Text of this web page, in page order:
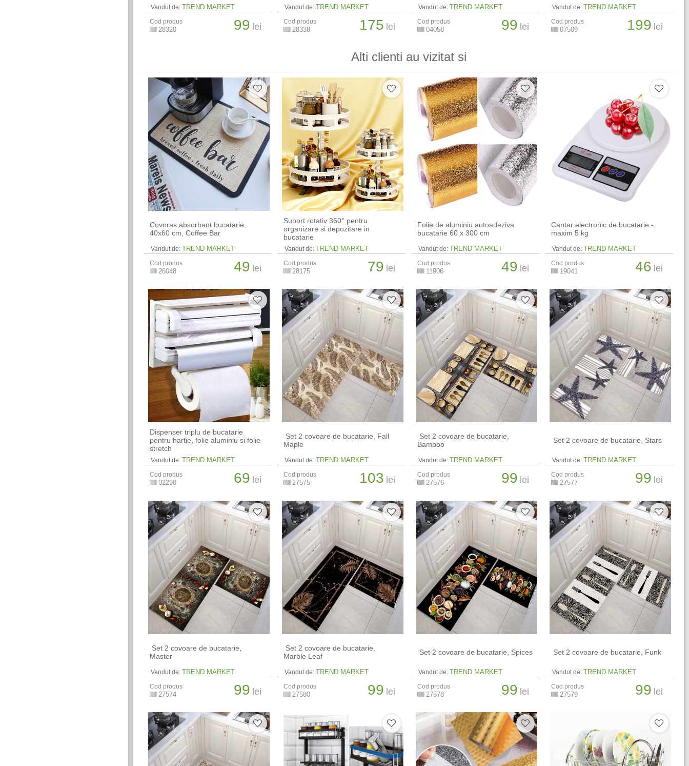
Vandut de: TREND MARKET
Cod produs
28320 99 lei
Vandut de: TREND MARKET
Cod produs
28338 175 lei
Vandut de: TREND MARKET
Cod produs
04058 99 lei
Vandut de: TREND MARKET
Cod produs
07509 199 lei
Alti clienti au vizitat si
Covoras absorbant bucatarie,
40x60 cm, Coffee Bar
Vandut de: TREND MARKET
Cod produs
26048 49 lei
Suport rotativ 360° pentru
organizare si depozitare in
bucatarie
Vandut de: TREND MARKET
Cod produs
28175 79 lei
Folie de aluminiu autoadeziva
bucatarie 60 x 300 cm
Vandut de: TREND MARKET
Cod produs
11906 49 lei
Cantar electronic de bucatarie -
maxim 5 kg
Vandut de: TREND MARKET
Cod produs
19041 46 lei
Dispenser triplu de bucatarie
pentru hartie, folie aluminiu si folie
stretch
Vandut de: TREND MARKET
Cod produs
02290 69 lei
​ Set 2 covoare de bucatarie, Fall
Maple
Vandut de: TREND MARKET
Cod produs
27575 103 lei
​ Set 2 covoare de bucatarie,
Bamboo
Vandut de: TREND MARKET
Cod produs
27576 99 lei
​ Set 2 covoare de bucatarie, Stars
Vandut de: TREND MARKET
Cod produs
27577 99 lei
​ Set 2 covoare de bucatarie,
Master
Vandut de: TREND MARKET
Cod produs
27574 99 lei
​ Set 2 covoare de bucatarie,
Marble Leaf
Vandut de: TREND MARKET
Cod produs
27580 99 lei
​ Set 2 covoare de bucatarie, Spices
Vandut de: TREND MARKET
Cod produs
27578 99 lei
​ Set 2 covoare de bucatarie, Funk
Vandut de: TREND MARKET
Cod produs
27579 99 lei